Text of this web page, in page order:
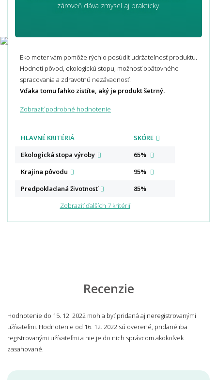
zároveň dáva zmysel aj prakticky.
Eko meter vám pomôže rýchlo posúdiť udržateľnosť produktu.
Hodnotí pôvod, ekologickú stopu, možnosť opätovného
spracovania a zdravotnú nezávadnosť.
Vďaka tomu ľahko zistíte, aký je produkt šetrný.
Zobraziť podrobné hodnotenie
HLAVNÉ KRITÉRIÁ
SKÓRE
Ekologická stopa výroby
65%
Krajina pôvodu
95%
Predpokladaná životnosť
85%
Zobraziť ďalších 7 kritérií
Recenzie
Hodnotenie do 15. 12. 2022 mohla byť pridaná aj neregistrovanými
užívateľmi. Hodnotenie od 16. 12. 2022 sú overené, pridané iba
registrovanými užívateľmi a nie je do nich správcom akokoľvek
zasahované.